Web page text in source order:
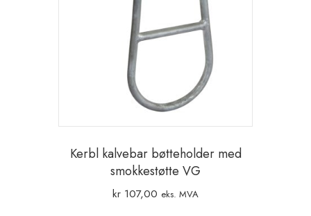
Kerbl kalvebar bøtteholder med
smokkestøtte VG
kr 107,00 eks. MVA